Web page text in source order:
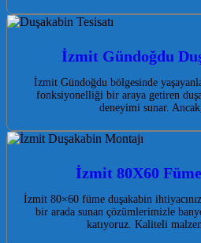
İzmit Gündoğdu
İzmit Gündoğdu bölgesinde
fonksiyonelliği bir araya getiren
deneyimi sunar.
İzmit 80X60
İzmit 80×60 füme duşakabin
bir arada sunan çözümlerimizle
katıyoruz. Kaliteli